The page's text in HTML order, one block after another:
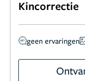
Kincorrectie
geen ervaringen